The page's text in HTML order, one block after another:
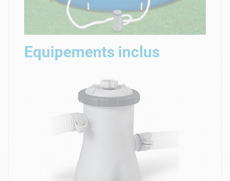
Equipements inclus